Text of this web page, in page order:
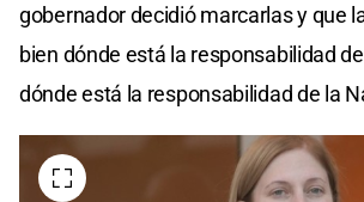
gobernador decidió marcarlas y que
bien dónde está la responsabilidad
dónde está la responsabilidad de la